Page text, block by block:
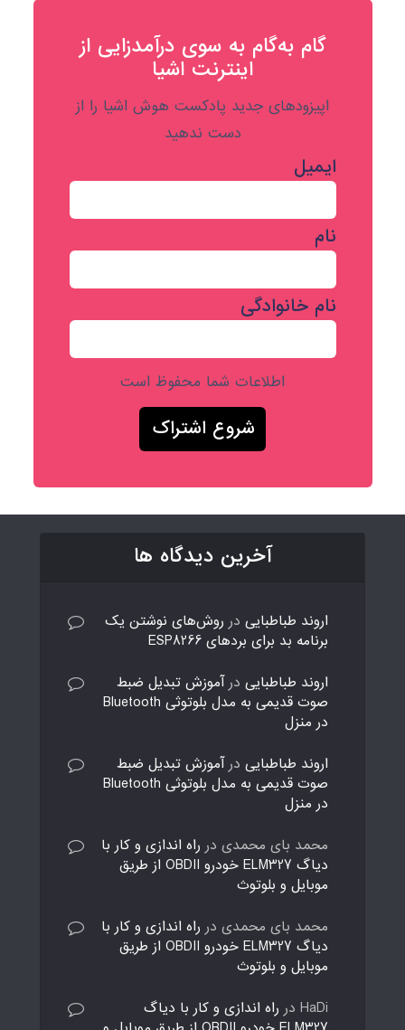
گام به‌گام به‌ سوی درآمدزایی از
اینترنت اشیا
اپیزودهای جدید پادکست هوش اشیا را از
دست ندهید
ایمیل
نام
نام خانوادگی
اطلاعات شما محفوظ است
آخرین دیدگاه ها
اروند طباطبایی در روش‌های نوشتن یک
برنامه بد برای بردهای ESP8266
اروند طباطبایی درآموزش تبدیل ضبط
صوت قدیمی به مدل بلوتوثی Bluetooth
در منزل
اروند طباطبایی درآموزش تبدیل ضبط
صوت قدیمی به مدل بلوتوثی Bluetooth
در منزل
محمد بای محمدی در راه اندازی و کار با
دیاگ ELM327 خودرو OBDII از طریق
موبایل و بلوتوث
محمد بای محمدی در راه اندازی و کار با
دیاگ ELM327 خودرو OBDII از طریق
موبایل و بلوتوث
HaDi در راه اندازی و کار با دیاگ